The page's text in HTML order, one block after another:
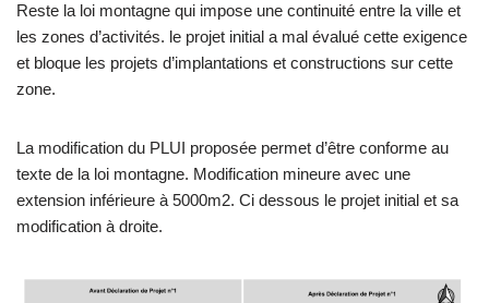
Reste la loi montagne qui impose une continuité entre la ville et
les zones d’activités. le projet initial a mal évalué cette exigence
et bloque les projets d’implantations et constructions sur cette
zone.
La modification du PLUI proposée permet d’être conforme au
texte de la loi montagne. Modification mineure avec une
extension inférieure à 5000m2. Ci dessous le projet initial et sa
modification à droite.